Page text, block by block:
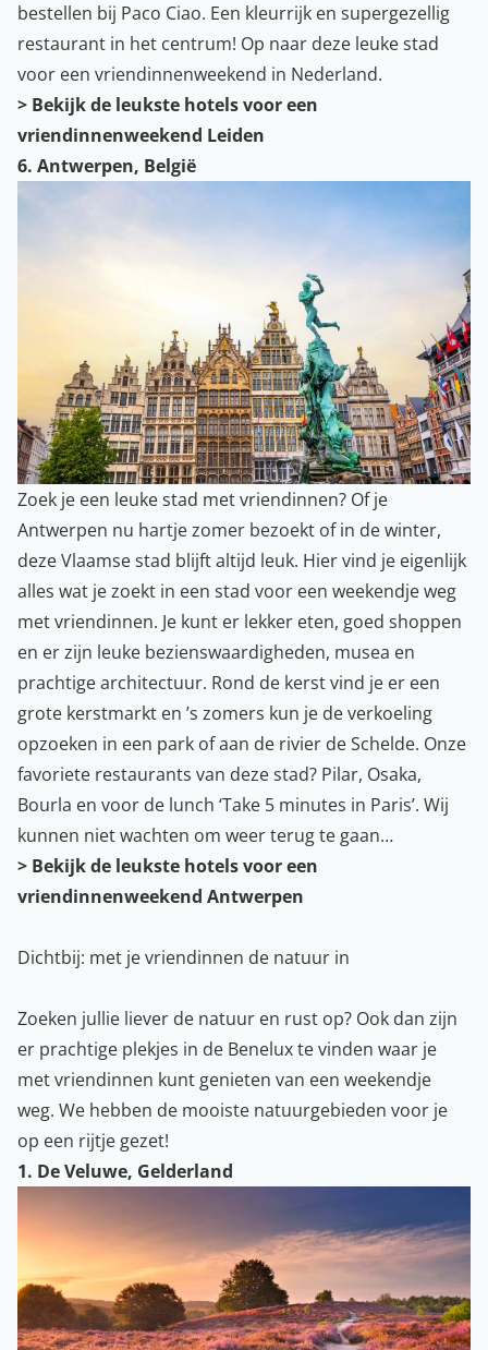
bestellen bij Paco Ciao. Een kleurrijk en supergezellig
restaurant in het centrum! Op naar deze leuke stad
voor een vriendinnenweekend in Nederland.
> Bekijk de leukste hotels voor een
vriendinnenweekend Leiden
6. Antwerpen, België
Zoek je een leuke stad met vriendinnen? Of je
Antwerpen nu hartje zomer bezoekt of in de winter,
deze Vlaamse stad blijft altijd leuk. Hier vind je eigenlijk
alles wat je zoekt in een stad voor een weekendje weg
met vriendinnen. Je kunt er lekker eten, goed shoppen
en er zijn leuke bezienswaardigheden, musea en
prachtige architectuur. Rond de kerst vind je er een
grote kerstmarkt en ’s zomers kun je de verkoeling
opzoeken in een park of aan de rivier de Schelde. Onze
favoriete restaurants van deze stad? Pilar, Osaka,
Bourla en voor de lunch ‘Take 5 minutes in Paris’. Wij
kunnen niet wachten om weer terug te gaan…
> Bekijk de leukste hotels voor een
vriendinnenweekend Antwerpen
Dichtbij: met je vriendinnen de natuur in
Zoeken jullie liever de natuur en rust op? Ook dan zijn
er prachtige plekjes in de Benelux te vinden waar je
met vriendinnen kunt genieten van een weekendje
weg. We hebben de mooiste natuurgebieden voor je
op een rijtje gezet!
1. De Veluwe, Gelderland